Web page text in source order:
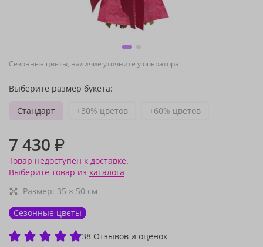
Сезонные цветы, наличие уточните у оператора
Выберите размер букета:
Стандарт
+30% цветов +60% цветов
7 430 ₽
Товар недоступен к доставке.
Выберите товар из каталога
Размер: 35 × 50 см
Сезонные цветы
38 Отзывов и оценок